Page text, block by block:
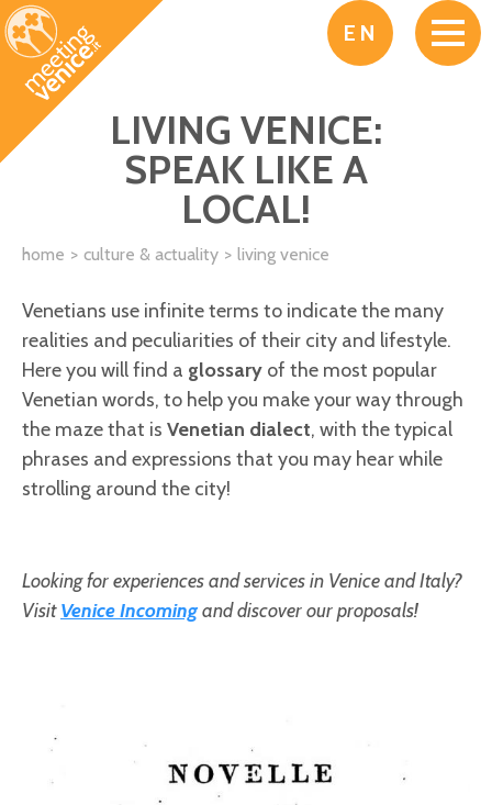
Skip to main content
EN
LIVING VENICE:
SPEAK LIKE A
LOCAL!
home culture & actuality living venice
Venetians use infinite terms to indicate the many
realities and peculiarities of their city and lifestyle.
Here you will find a glossary of the most popular
Venetian words, to help you make your way through
the maze that is Venetian dialect, with the typical
phrases and expressions that you may hear while
strolling around the city!
Looking for experiences and services in Venice and Italy?
VisitVenice Incomingand discover our proposals!